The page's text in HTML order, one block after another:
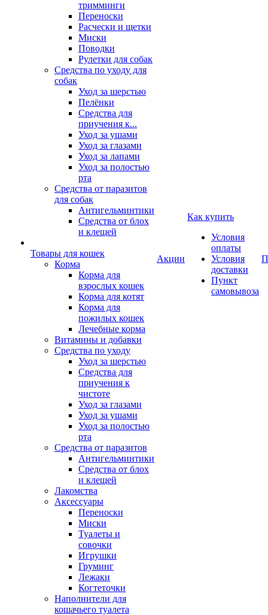
тримминги
Переноски
Расчески и щетки
Миски
Поводки
Рулетки для собак
Средства по уходу для
собак
Уход за шерстью
Пелёнки
Средства для
приучения к...
Уход за ушами
Уход за глазами
Уход за лапами
Уход за полостью
рта
Средства от паразитов
для собак
Антигельминтики
Средства от блох
и клещей
Товары для кошек
Корма
Корма для
взрослых кошек
Корма для котят
Корма для
пожилых кошек
Лечебные корма
Витамины и добавки
Средства по уходу
Уход за шерстью
Средства для
приучения к
чистоте
Уход за глазами
Уход за ушами
Уход за полостью
рта
Средства от паразитов
Антигельминтики
Средства от блох
и клещей
Лакомства
Аксессуары
Переноски
Миски
Туалеты и
совочки
Игрушки
Груминг
Лежаки
Когтеточки
Наполнители для
кошачьего туалета
Акции
Как купить
Условия
оплаты
Условия
доставки
Пункт
самовывоза